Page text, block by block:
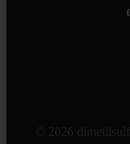
© 2026